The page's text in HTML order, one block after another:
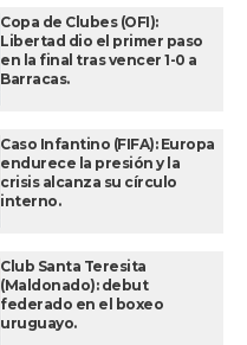
Copa de Clubes (OFI):
Libertad dio el primer paso
en la final tras vencer 1-0 a
Barracas.
Caso Infantino (FIFA): Europa
endurece la presión y la
crisis alcanza su círculo
interno.
Club Santa Teresita
(Maldonado): debut
federado en el boxeo
uruguayo.